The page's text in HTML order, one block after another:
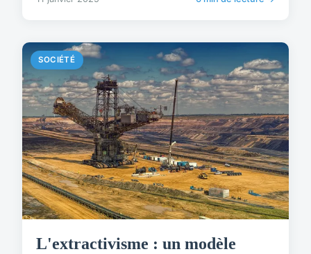
SOCIÉTÉ
L'extractivisme : un modèle